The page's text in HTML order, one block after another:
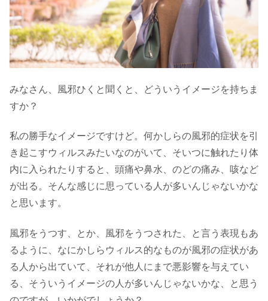
みなさん、風邪ひくと聞くと、どういうイメージを持ちま
すか？
私の勝手なイメージですけど。何かしらの風邪的症状を引
き起こすウィルスみたいなのがいて、そいつに触れたり体
内に入られたりすると、頭痛や鼻水、のどの痛み、咳など
が出る。そんな感じに思っている人が多いんじゃないかな
と思います。
風邪をうつす、とか、風邪をうつされた、と言う表現もあ
るように、なにかしらウィルス的なものが風邪の症状があ
る人から出ていて、それが他人にまで悪影響を与えてい
る、そういうイメージの人が多いんじゃないかな、と思う